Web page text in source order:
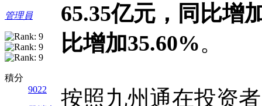
管理員
積分
9022
65.35亿元，同比增
比增加35.60%。
按照九州通在投资